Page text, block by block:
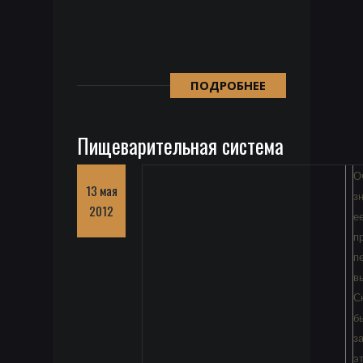
ПОДРОБНЕЕ
Пищеварительная система
13 мая
2012